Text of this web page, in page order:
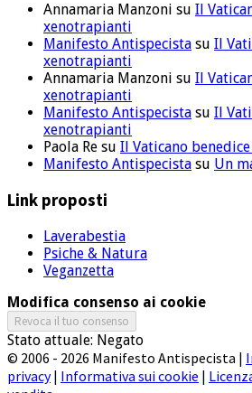
Annamaria Manzoni su Il
xenotrapianti
Manifesto Antispecista su Il
xenotrapianti
Annamaria Manzoni su Il
xenotrapianti
Manifesto Antispecista su Il
xenotrapianti
Paola Re su Il Vaticano
Manifesto Antispecista su Un
Link proposti
Laverabestia
Psiche & Natura
Veganzetta
Modifica consenso ai cookie
Revoca il tuo consenso
Stato attuale: Negato
© 2006 - 2026 Manifesto Antispecista |
privacy| Informativa sui cookie |